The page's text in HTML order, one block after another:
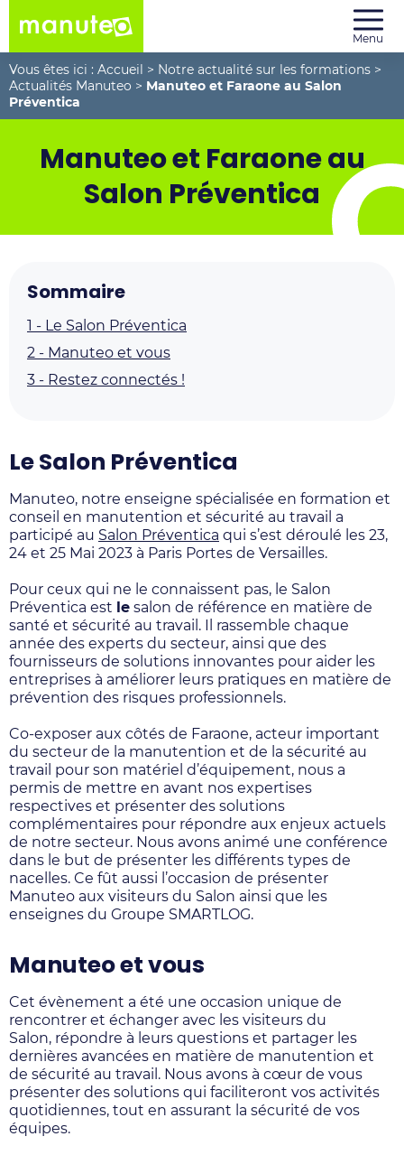
Menu
Vous êtes ici : Accueil > Notre actualité sur les formations >
Actualités Manuteo > Manuteo et Faraone au Salon
Préventica
Manuteo et Faraone au
Salon Préventica
Sommaire
1 - Le Salon Préventica
2 - Manuteo et vous
3 - Restez connectés !
Le Salon Préventica
Manuteo, notre enseigne spécialisée en formation et
conseil en manutention et sécurité au travail a
participé au Salon Préventica qui s’est déroulé les 23,
24 et 25 Mai 2023 à Paris Portes de Versailles.
Pour ceux qui ne le connaissent pas, le Salon
Préventica est le salon de référence en matière de
santé et sécurité au travail. Il rassemble chaque
année des experts du secteur, ainsi que des
fournisseurs de solutions innovantes pour aider les
entreprises à améliorer leurs pratiques en matière de
prévention des risques professionnels.
Co-exposer aux côtés de Faraone, acteur important
du secteur de la manutention et de la sécurité au
travail pour son matériel d’équipement, nous a
permis de mettre en avant nos expertises
respectives et présenter des solutions
complémentaires pour répondre aux enjeux actuels
de notre secteur. Nous avons animé une conférence
dans le but de présenter les différents types de
nacelles. Ce fût aussi l’occasion de présenter
Manuteo aux visiteurs du Salon ainsi que les
enseignes du Groupe SMARTLOG.
Manuteo et vous
Cet évènement a été une occasion unique de
rencontrer et échanger avec les visiteurs du
Salon, répondre à leurs questions et partager les
dernières avancées en matière de manutention et
de sécurité au travail. Nous avons à cœur de vous
présenter des solutions qui faciliteront vos activités
quotidiennes, tout en assurant la sécurité de vos
équipes.